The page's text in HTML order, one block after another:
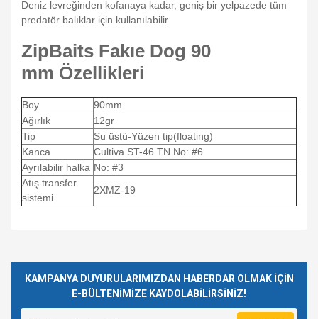
Deniz levreğinden kofanaya kadar, geniş bir yelpazede tüm
predatör balıklar için kullanılabilir.
ZipBaits Fakıe Dog 90
mm Özellikleri
Boy
90mm
Ağırlık
12gr
Tip
Su üstü-Yüzen tip(floating)
Kanca
Cultiva ST-46 TN No: #6
Ayrılabilir halka No: #3
Atış transfer
sistemi
2XMZ-19
Yorum Yaz
kullanarak tarafımıza iletebilirsiniz.
Görüş ve önerileriniz için teşekkür ederiz.
Ürün resmi kalitesiz, bozuk veya görüntülenemiyor.
KAMPANYA DUYURULARIMIZDAN HABERDAR OLMAK İÇİN
E-BÜLTENİMİZE KAYDOLABİLİRSİNİZ!